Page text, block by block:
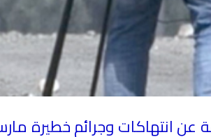
عن انتهاكات وجرائم خطيرة